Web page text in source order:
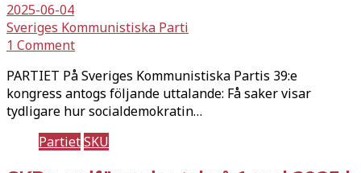
2025-06-04
Sveriges Kommunistiska Parti
1 Comment
PARTIET På Sveriges Kommunistiska Partis 39:e
kongress antogs följande uttalande: Få saker visar
tydligare hur socialdemokratin…
PartietSKU